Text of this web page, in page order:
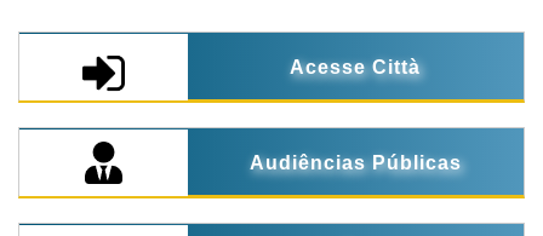
Acesse Città
Audiências Públicas